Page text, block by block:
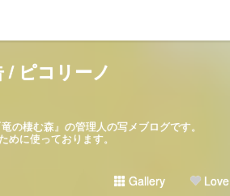
/ ピコリーノ
の棲む森』の管理人の写メブログです。
存報告のために使っております。
Gallery Love